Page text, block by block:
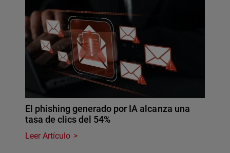
El phishing generado por IA alcanza una
tasa de clics del 54%
Leer Artículo